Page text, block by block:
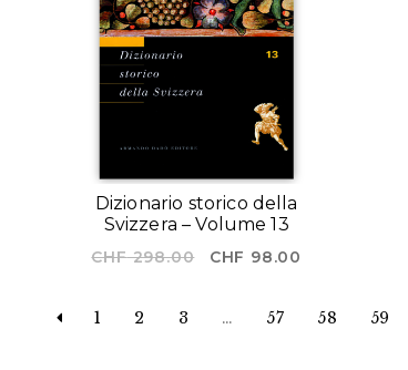
Dizionario storico della
Svizzera – Volume 13
CHF298.00
era:
CHF 98.00
1 2 3 … 57 58 59